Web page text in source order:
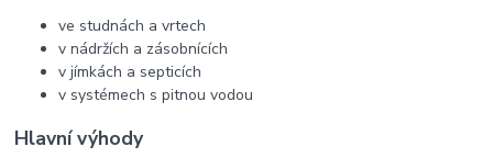
ve studnách a vrtech
v nádržích a zásobnících
v jímkách a septicích
v systémech s pitnou vodou
Hlavní výhody